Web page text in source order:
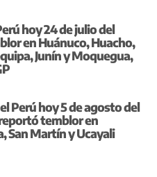
hoy 24 de julio del
en Huánuco, Huacho,
Junín y Moquegua,
Perú hoy 5 de agosto del
temblor en
San Martín y Ucayali